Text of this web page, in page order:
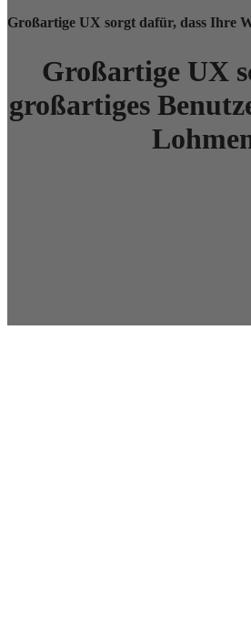
Großartige UX sorgt dafür, dass Ihre
Großartige UX
großartiges